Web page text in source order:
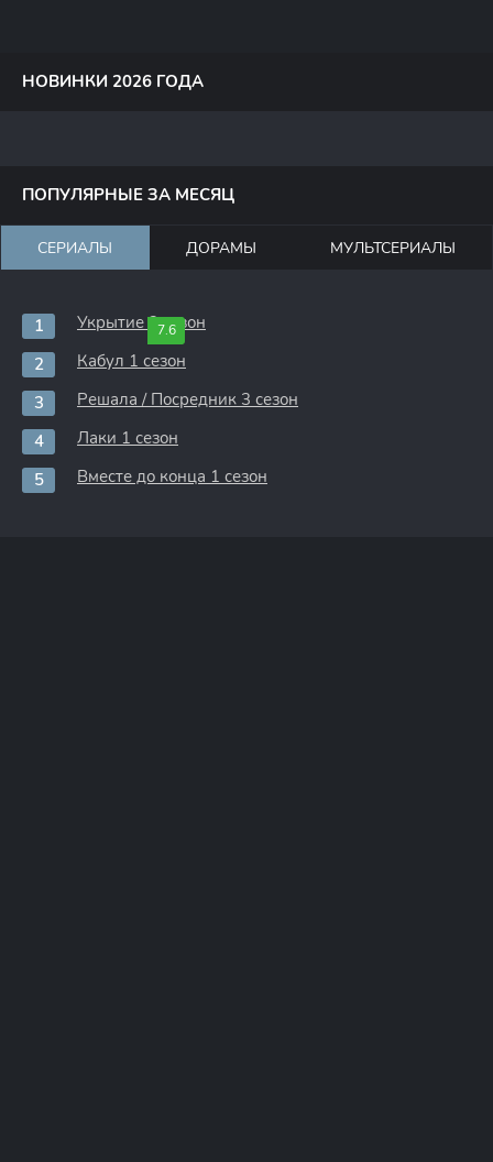
НОВИНКИ 2026 ГОДА
ПОПУЛЯРНЫЕ ЗА МЕСЯЦ
СЕРИАЛЫ ДОРАМЫ МУЛЬТСЕРИАЛЫ
7.6
Укрытие 3 сезон
Кабул 1 сезон
Решала / Посредник 3 сезон
Лаки 1 сезон
Вместе до конца 1 сезон